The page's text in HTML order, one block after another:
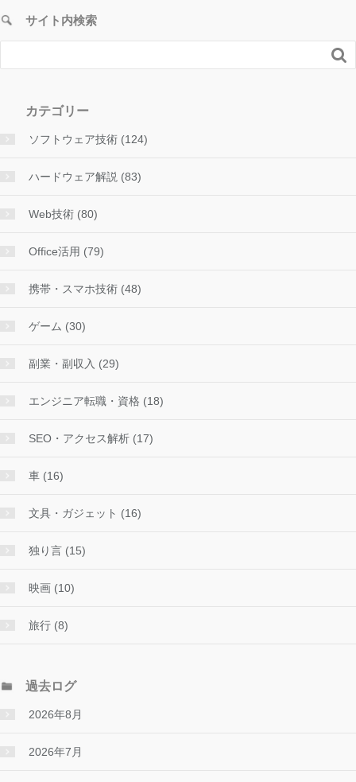
サイト内検索

カテゴリー
ソフトウェア技術 (124)
ハードウェア解説 (83)
Web技術 (80)
Office活用 (79)
携帯・スマホ技術 (48)
ゲーム (30)
副業・副収入 (29)
エンジニア転職・資格 (18)
SEO・アクセス解析 (17)
車 (16)
文具・ガジェット (16)
独り言 (15)
映画 (10)
旅行 (8)
過去ログ
2026年8月
2026年7月